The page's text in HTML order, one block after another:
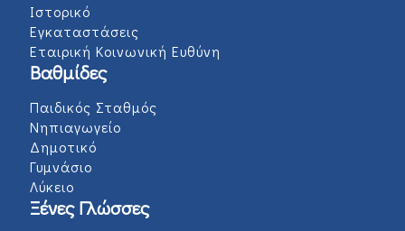
Ιστορικό
Εγκαταστάσεις
Εταιρική Κοινωνική Ευθύνη
Βαθμίδες
Παιδικός Σταθμός
Νηπιαγωγείο
Δημοτικό
Γυμνάσιο
Λύκειο
Ξένες Γλώσσες